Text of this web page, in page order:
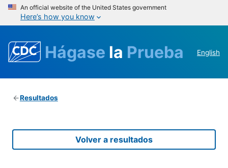
An official website of the United States government
Here’s how you know
Hágase la Prueba English
Resultados
Volver a resultados